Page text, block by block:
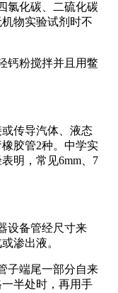
氯化碳、二硫化碳
物实验试剂时不
钙粉搅拌并且用鳖
传导汽体、液态
胶管2种。中学实
明，常见6mm、7
设备管经尺寸来
渗出液。
子端尾一部分自来
半处时，再用手